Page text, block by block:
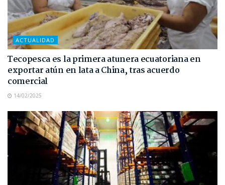
ACTUALIDAD
Tecopesca es la primera atunera ecuatoriana en
exportar atún en lata a China, tras acuerdo
comercial
14/02/2025